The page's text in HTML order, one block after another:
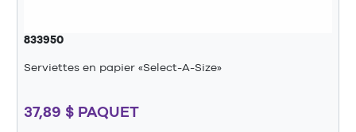
833950
Serviettes en papier «Select-A-Size»
37,89 $ PAQUET